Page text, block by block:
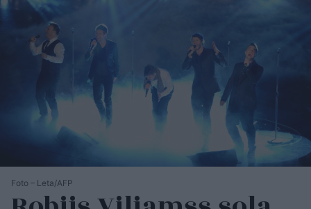
Foto – Leta/AFP